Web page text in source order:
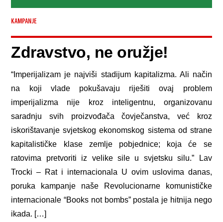
KAMPANJE
Zdravstvo, ne oružje!
“Imperijalizam je najviši stadijum kapitalizma. Ali način
na koji vlade pokušavaju riješiti ovaj problem
imperijalizma nije kroz inteligentnu, organizovanu
saradnju svih proizvođača čovječanstva, već kroz
iskorištavanje svjetskog ekonomskog sistema od strane
kapitalističke klase zemlje pobjednice; koja će se
ratovima pretvoriti iz velike sile u svjetsku silu.” Lav
Trocki – Rat i internacionala U ovim uslovima danas,
poruka kampanje naše Revolucionarne komunističke
internacionale “Books not bombs” postala je hitnija nego
ikada. […]